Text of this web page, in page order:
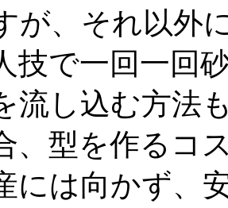
が、それ以外
技で一回一回
流し込む方法
、型を作るコ
には向かず、